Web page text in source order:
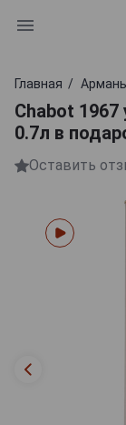
Главная
Chabot
0.7л в
Оставить